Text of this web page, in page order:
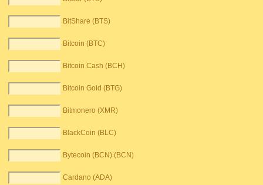
BitShare (BTS)
Bitcoin (BTC)
Bitcoin Cash (BCH)
Bitcoin Gold (BTG)
Bitmonero (XMR)
BlackCoin (BLC)
Bytecoin (BCN) (BCN)
Cardano (ADA)